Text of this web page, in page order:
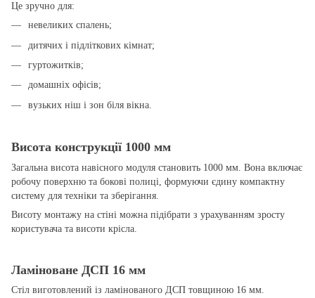
Це зручно для:
невеликих спалень;
дитячих і підліткових кімнат;
гуртожитків;
домашніх офісів;
вузьких ніш і зон біля вікна.
Висота конструкції 1000 мм
Загальна висота навісного модуля становить 1000 мм. Вона включає
робочу поверхню та бокові полиці, формуючи єдину компактну
систему для техніки та зберігання.
Висоту монтажу на стіні можна підібрати з урахуванням зросту
користувача та висоти крісла.
Ламіноване ДСП 16 мм
Стіл виготовлений із ламінованого ДСП товщиною 16 мм.